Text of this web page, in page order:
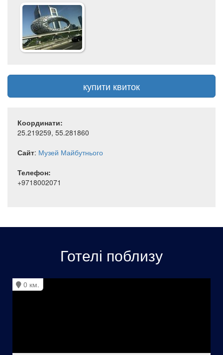
купити квиток
Координати:
25.219259, 55.281860
Сайт: Музей Майбутнього
Телефон:
+9718002071
Готелі поблизу
0 км.